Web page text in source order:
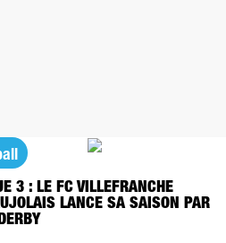
3 : LE FC VILLEFRANCHE
LANCE SA SAISON PAR